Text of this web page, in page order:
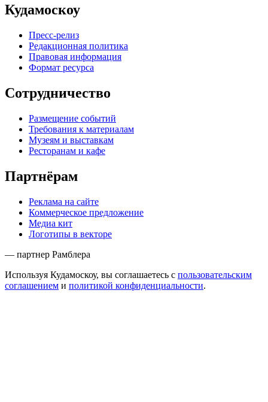
Кудамоскоу
Пресс-релиз
Редакционная политика
Правовая информация
Формат ресурса
Сотрудничество
Размещение событий
Требования к материалам
Музеям и выставкам
Ресторанам и кафе
Партнёрам
Реклама на сайте
Коммерческое предложение
Медиа кит
Логотипы в векторе
— партнер Рамблера
Используя Кудамоскоу, вы соглашаетесь с пользовательским
соглашением и политикой конфиденциальности.